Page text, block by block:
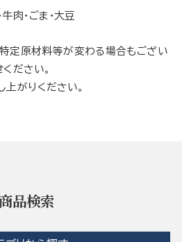
肉・ごま・大豆
定原材料等が変わる場合もござい
ださい。
がりください。
品検索